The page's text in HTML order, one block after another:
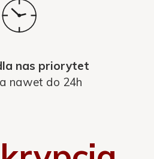
nas priorytet
nawet do 24h